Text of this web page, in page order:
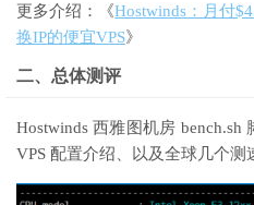
更多介绍：《Hostwinds：月付
换IP的便宜VPS》
二、总体测评
Hostwinds 西雅图机房 bench.sh
VPS 配置介绍、以及全球几个测